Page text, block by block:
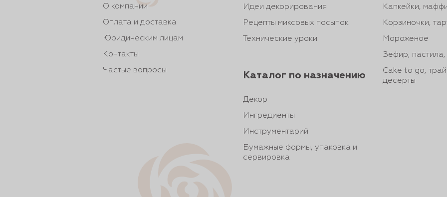
О компании
Оплата и доставка
Юридическим лицам
Контакты
Частые вопросы
Идеи декорирования
Рецепты миксовых посыпок
Технические уроки
Каталог по назначению
Декор
Ингредиенты
Инструментарий
Бумажные формы, упаковка и
сервировка
Капкейки,
Корзиночки,
Мороженое
Зефир,
Cake to go,
десерты